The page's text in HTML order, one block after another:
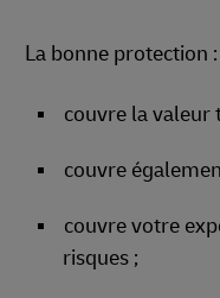
La bonne protection :
couvre la valeur
couvre
couvre votre
risques ;